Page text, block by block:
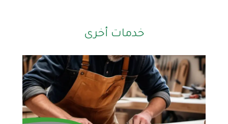
خدمات أخرى